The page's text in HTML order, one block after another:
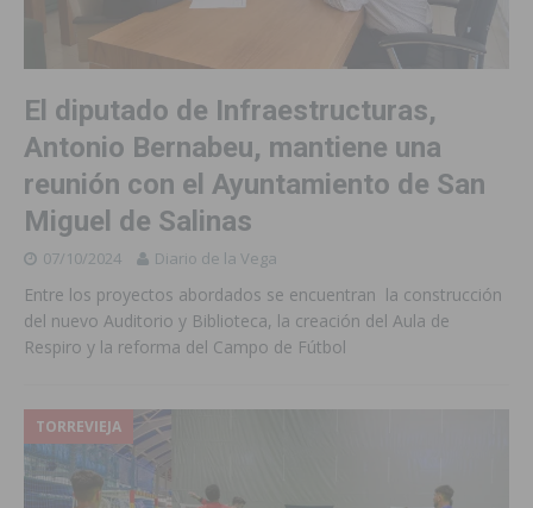
El diputado de Infraestructuras,
Antonio Bernabeu, mantiene una
reunión con el Ayuntamiento de San
Miguel de Salinas
07/10/2024 Diario de la Vega
Entre los proyectos abordados se encuentran la construcción
del nuevo Auditorio y Biblioteca, la creación del Aula de
Respiro y la reforma del Campo de Fútbol
TORREVIEJA